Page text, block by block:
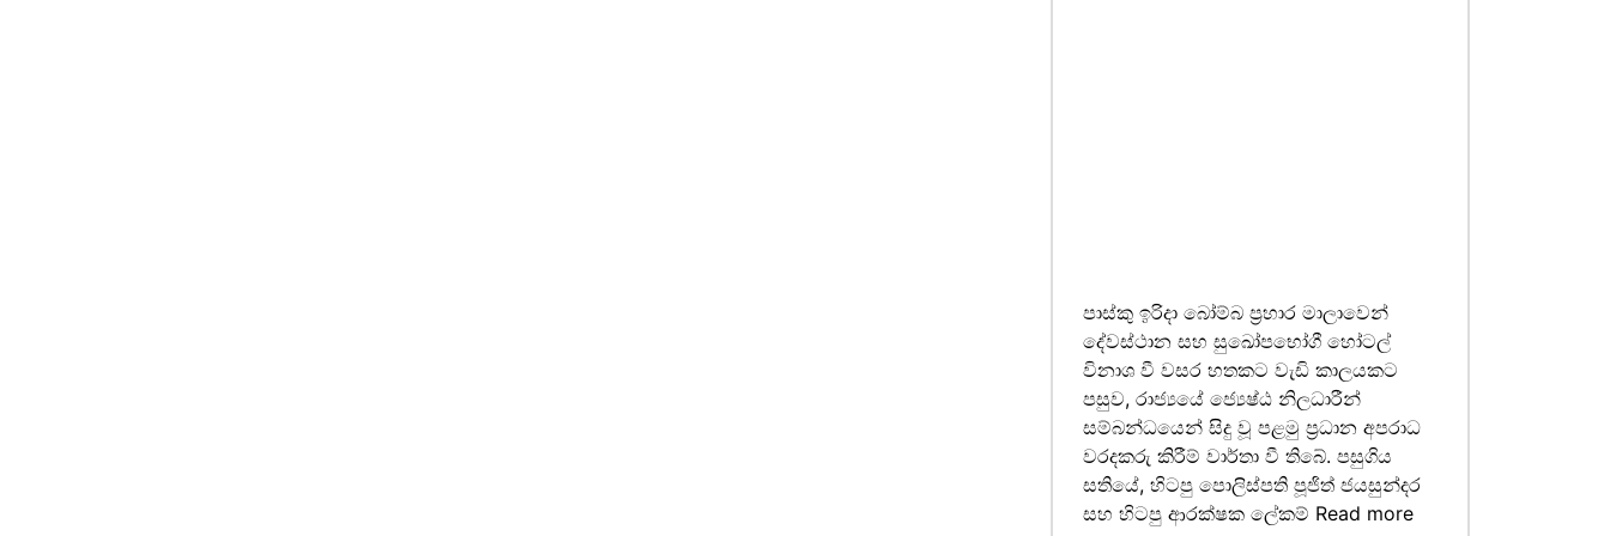
පාස්කු ඉරිදා බෝම්බ ප්‍රහාර මාලාවෙන්
දේවස්ථාන සහ සුඛෝපභෝගී හෝටල්
විනාශ වී වසර හතකට වැඩි කාලයකට
පසුව, රාජ්‍යයේ ජ්‍යෙෂ්ඨ නිලධාරීන්
සම්බන්ධයෙන් සිදු වූ පළමු ප්‍රධාන අපරාධ
වරදකරු කිරීම් වාර්තා වී තිබේ. පසුගිය
සතියේ, හිටපු පොලිස්පති පූජිත් ජයසුන්දර
සහ හිටපු ආරක්ෂක ලේකම් Read more